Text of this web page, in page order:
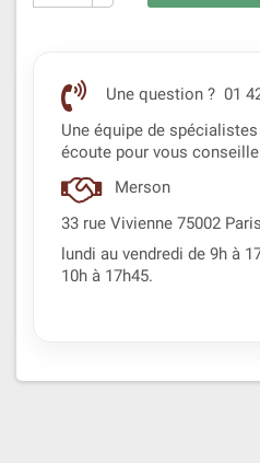
Une question ? 01
Une équipe de
écoute pour vous
Merson
33 rue Vivienne 75002 Paris
lundi au vendredi de 9h à
10h à 17h45.